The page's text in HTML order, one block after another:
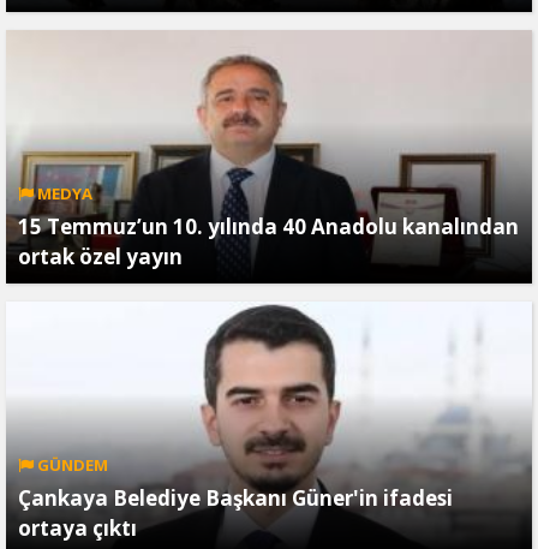
MEDYA
15 Temmuz’un 10. yılında 40 Anadolu kanalından
ortak özel yayın
GÜNDEM
Çankaya Belediye Başkanı Güner'in ifadesi
ortaya çıktı